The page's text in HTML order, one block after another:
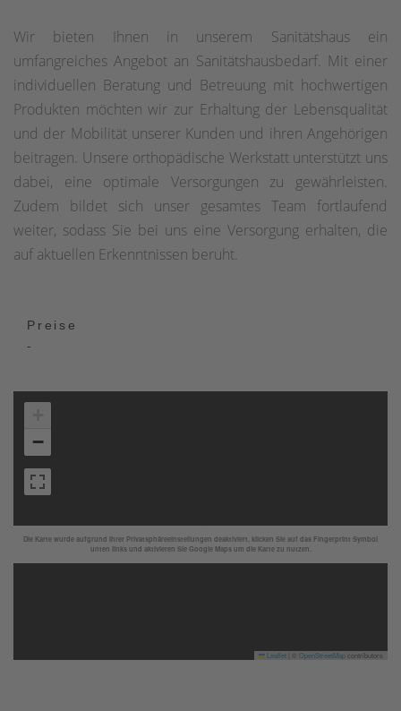
Wir bieten Ihnen in unserem Sanitätshaus ein
umfangreiches Ange­bot an Sanitätshausbedarf. Mit einer
individuellen Beratung und Betreuung mit hochwertigen
Produkten möchten wir zur Erhaltung der Lebensqualität
und der Mobilität unserer Kunden und ihren Angehörigen
beitragen. Unsere orthopädische Werkstatt unter­stützt uns
dabei, eine optimale Versorgungen zu gewährleisten.
Zudem bildet sich unser gesamtes Team fortlaufend
weiter, sodass Sie bei uns eine Versorgung erhalten, die
auf aktuellen Erkenntnissen beruht.
Preise
-
Die Karte wurde aufgrund Ihrer Privatsphäreeinstellungen deaktiviert, klicken Sie auf das Fingerprint Symbol
unten links und aktivieren Sie Google Maps um die Karte zu nutzen.
−
Leaflet OpenStreetMapcontributors